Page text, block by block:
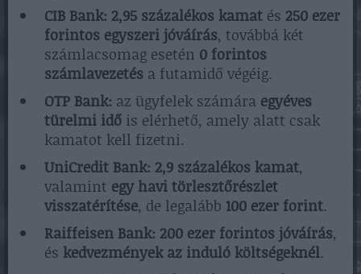
CIB Bank: 2,95 százalékos kamat és 250 ezer
forintos egyszeri jóváírás, továbbá két
számlacsomag esetén 0 forintos
számlavezetés a futamidő végéig.
OTP Bank: az ügyfelek számára egyéves
türelmi idő is elérhető, amely alatt csak
kamatot kell fizetni.
UniCredit Bank: 2,9 százalékos kamat,
valamint egy havi törlesztőrészlet
visszatérítése, de legalább 100 ezer forint.
Raiffeisen Bank: 200 ezer forintos jóváírás,
és kedvezmények az induló költségeknél.